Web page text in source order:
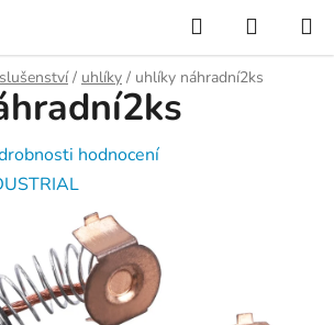
Hledat
KOŠÍK
/ uhlíky / uhlíky náhradní2ks
hodnocení